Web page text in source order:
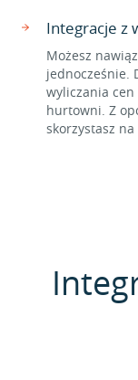
Integracje z
Możesz
jednocześnie.
wyliczania
hurtowni. Z
skorzystasz